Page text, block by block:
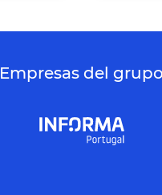
Empresas del grupo